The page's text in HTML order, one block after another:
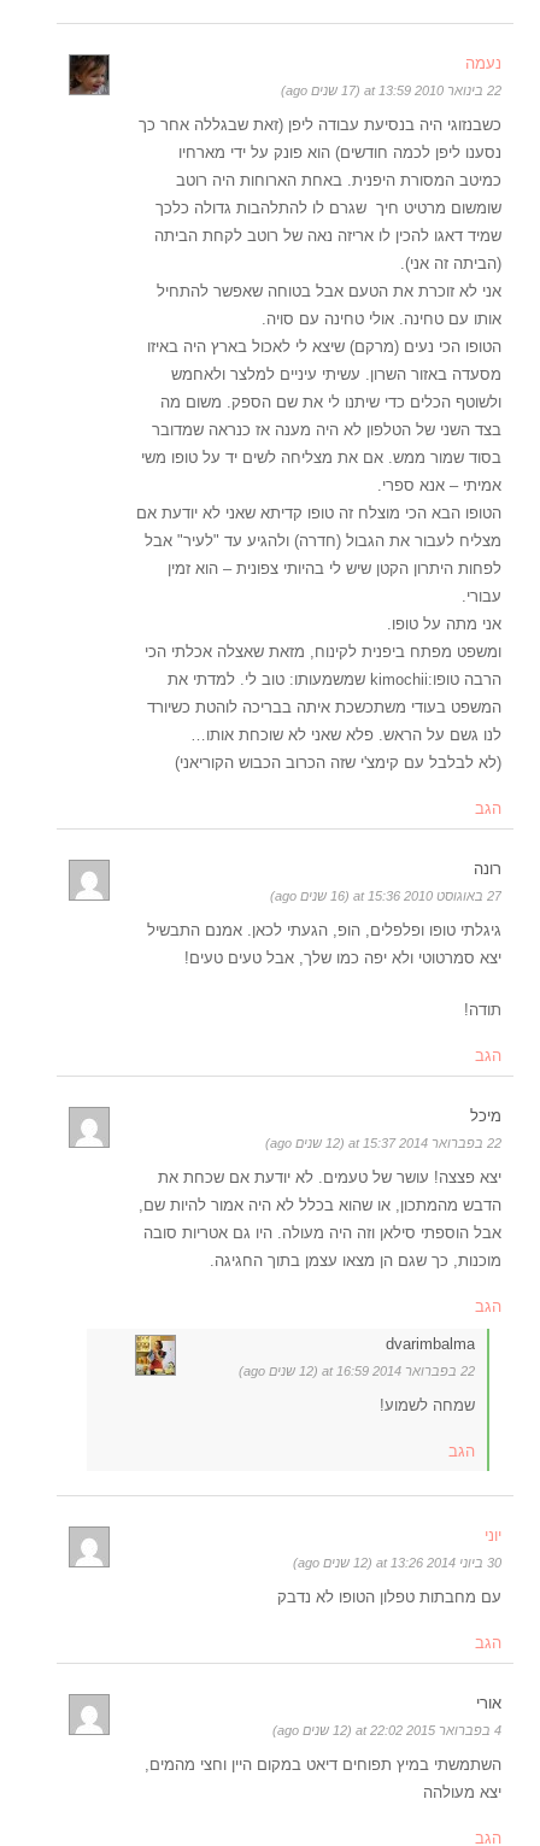
נעמה
22 בינואר 2010 at 13:59 (17 שנים ago)
כשבנזוגי היה בנסיעת עבודה ליפן (זאת שבגללה אחר כך
נסענו ליפן לכמה חודשים) הוא פונק על ידי מארחיו
כמיטב המסורת היפנית. באחת הארוחות היה רוטב
שומשום מרטיט חיך שגרם לו להתלהבות גדולה כלכך
שמיד דאגו להכין לו אריזה נאה של רוטב לקחת הביתה
(הביתה זה אני).
אני לא זוכרת את הטעם אבל בטוחה שאפשר להתחיל
אותו עם טחינה. אולי טחינה עם סויה.
הטופו הכי נעים (מרקם) שיצא לי לאכול בארץ היה באיזו
מסעדה באזור השרון. עשיתי עיניים למלצר ולאחמש
ולשוטף הכלים כדי שיתנו לי את שם הספק. משום מה
בצד השני של הטלפון לא היה מענה אז כנראה שמדובר
בסוד שמור ממש. אם את מצליחה לשים יד על טופו משי
אמיתי – אנא ספרי.
הטופו הבא הכי מוצלח זה טופו קדיתא שאני לא יודעת אם
מצליח לעבור את הגבול (חדרה) ולהגיע עד "לעיר" אבל
לפחות היתרון הקטן שיש לי בהיותי צפונית – הוא זמין
עבורי.
אני מתה על טופו.
ומשפט מפתח ביפנית לקינוח, מזאת שאצלה אכלתי הכי
הרבה טופו:kimochii שמשמעותו: טוב לי. למדתי את
המשפט בעודי משתכשכת איתה בבריכה לוהטת כשיורד
לנו גשם על הראש. פלא שאני לא שוכחת אותו…
(לא לבלבל עם קימצ'י שזה הכרוב הכבוש הקוריאני)
הגב
רונה
27 באוגוסט 2010 at 15:36 (16 שנים ago)
גיגלתי טופו ופלפלים, הופ, הגעתי לכאן. אמנם התבשיל
יצא סמרטוטי ולא יפה כמו שלך, אבל טעים טעים!
תודה!
הגב
מיכל
22 בפברואר 2014 at 15:37 (12 שנים ago)
יצא פצצה! עושר של טעמים. לא יודעת אם שכחת את
הדבש מהמתכון, או שהוא בכלל לא היה אמור להיות שם,
אבל הוספתי סילאן וזה היה מעולה. היו גם אטריות סובה
מוכנות, כך שגם הן מצאו עצמן בתוך החגיגה.
הגב
dvarimbalma
22 בפברואר 2014 at 16:59 (12 שנים ago)
שמחה לשמוע!
הגב
יוני
30 ביוני 2014 at 13:26 (12 שנים ago)
עם מחבתות טפלון הטופו לא נדבק
הגב
אורי
4 בפברואר 2015 at 22:02 (12 שנים ago)
השתמשתי במיץ תפוחים דיאט במקום היין וחצי מהמים,
יצא מעולהה
הגב